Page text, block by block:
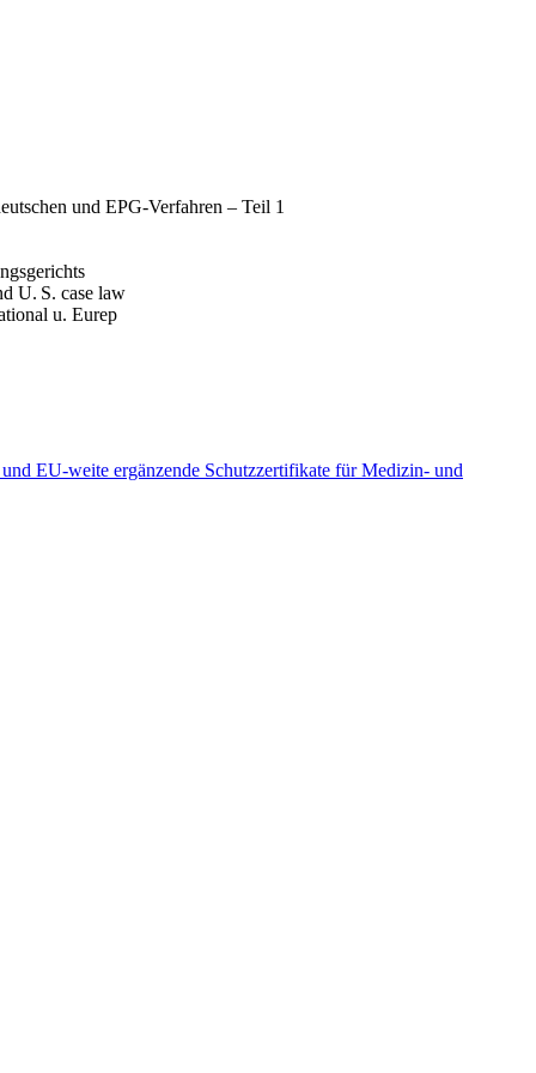
und EPG-Verfahren – Teil 1
U. S. case law
u. Eurep
EU-weite ergänzende Schutzzertifikate für Medizin- und